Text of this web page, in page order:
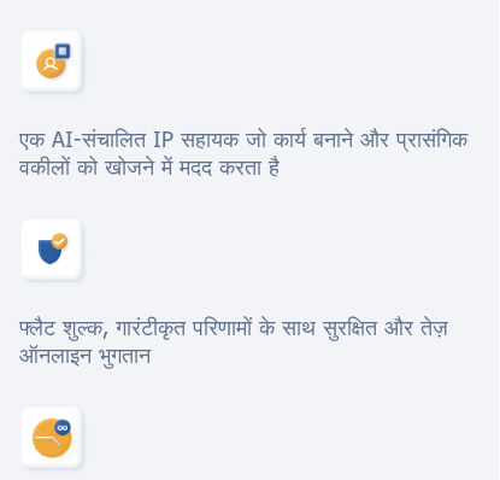
एक AI-संचालित IP सहायक जो कार्य बनाने और प्रासंगिक
वकीलों को खोजने में मदद करता है
फ्लैट शुल्क, गारंटीकृत परिणामों के साथ सुरक्षित और तेज़
ऑनलाइन भुगतान